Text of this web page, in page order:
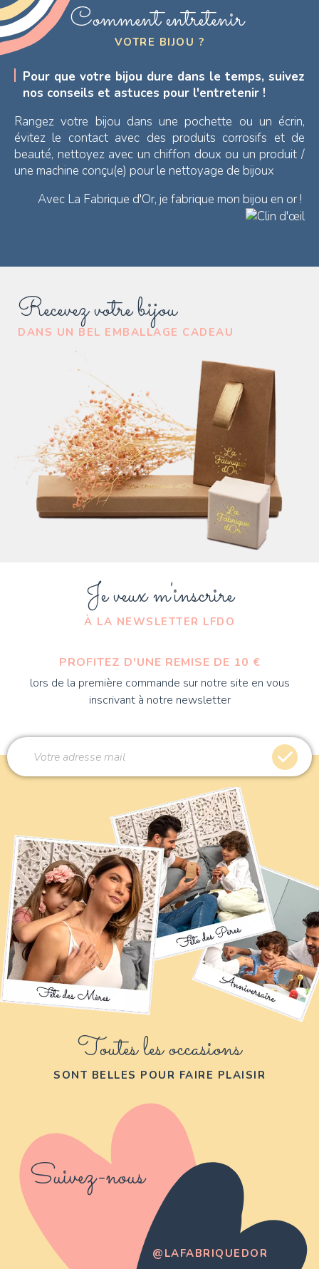
Recevez votre bijou
DANS UN BEL EMBALLAGE CADEAU
Comment entretenir
VOTRE BIJOU ?
Pour que votre bijou dure dans le temps, suivez
nos conseils et astuces pour l'entretenir !
Rangez votre bijou dans une pochette ou un écrin,
évitez le contact avec des produits corrosifs et de
beauté, nettoyez avec un chiffon doux ou un produit /
une machine conçu(e) pour le nettoyage de bijoux
Avec La Fabrique d'Or, je fabrique mon bijou en or !
Je veux m'inscrire
À LA NEWSLETTER LFDO
PROFITEZ D'UNE REMISE DE 10 €
lors de la première commande sur notre site en vous
inscrivant à notre newsletter
Toutes les occasions
SONT BELLES POUR FAIRE PLAISIR
Suivez-nous
@LAFABRIQUEDOR